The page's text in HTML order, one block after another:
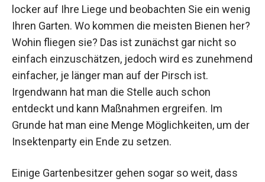
locker auf Ihre Liege und beobachten Sie ein wenig
Ihren Garten. Wo kommen die meisten Bienen her?
Wohin fliegen sie? Das ist zunächst gar nicht so
einfach einzuschätzen, jedoch wird es zunehmend
einfacher, je länger man auf der Pirsch ist.
Irgendwann hat man die Stelle auch schon
entdeckt und kann Maßnahmen ergreifen. Im
Grunde hat man eine Menge Möglichkeiten, um der
Insektenparty ein Ende zu setzen.
Einige Gartenbesitzer gehen sogar so weit, dass